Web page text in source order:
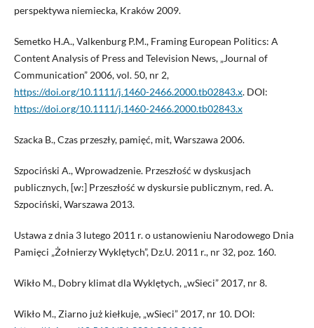
perspektywa niemiecka, Kraków 2009.
Semetko H.A., Valkenburg P.M., Framing European Politics: A
Content Analysis of Press and Television News, „Journal of
Communication” 2006, vol. 50, nr 2,
https://doi.org/10.1111/j.1460-2466.2000.tb02843.x. DOI:
https://doi.org/10.1111/j.1460-2466.2000.tb02843.x
Szacka B., Czas przeszły, pamięć, mit, Warszawa 2006.
Szpociński A., Wprowadzenie. Przeszłość w dyskusjach
publicznych, [w:] Przeszłość w dyskursie publicznym, red. A.
Szpociński, Warszawa 2013.
Ustawa z dnia 3 lutego 2011 r. o ustanowieniu Narodowego Dnia
Pamięci „Żołnierzy Wyklętych”, Dz.U. 2011 r., nr 32, poz. 160.
Wikło M., Dobry klimat dla Wyklętych, „wSieci” 2017, nr 8.
Wikło M., Ziarno już kiełkuje, „wSieci” 2017, nr 10. DOI: